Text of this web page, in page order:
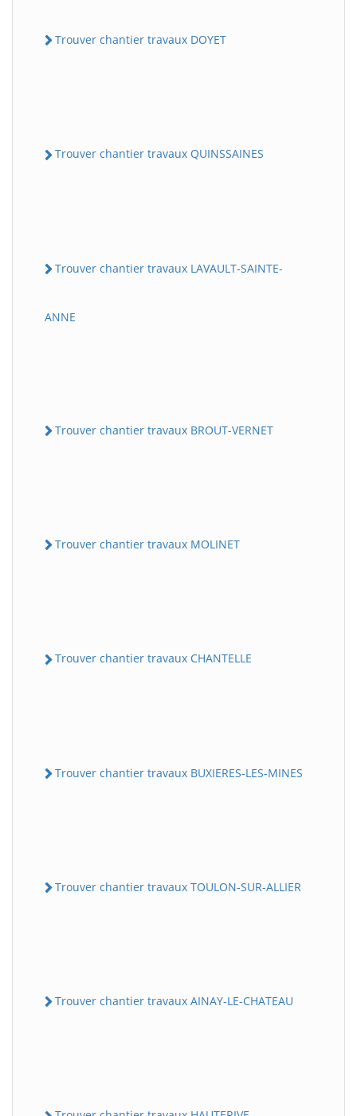
Trouver chantier travaux DOYET
Trouver chantier travaux QUINSSAINES
Trouver chantier travaux LAVAULT-SAINTE-
ANNE
Trouver chantier travaux BROUT-VERNET
Trouver chantier travaux MOLINET
Trouver chantier travaux CHANTELLE
Trouver chantier travaux BUXIERES-LES-MINES
Trouver chantier travaux TOULON-SUR-ALLIER
Trouver chantier travaux AINAY-LE-CHATEAU